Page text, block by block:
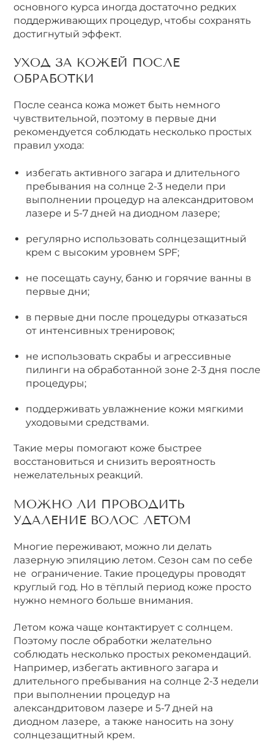
основного курса иногда достаточно редких
поддерживающих процедур, чтобы сохранять
достигнутый эффект.
УХОД ЗА КОЖЕЙ ПОСЛЕ
ОБРАБОТКИ
После сеанса кожа может быть немного
чувствительной, поэтому в первые дни
рекомендуется соблюдать несколько простых
правил ухода:
избегать активного загара и длительного
пребывания на солнце 2-3 недели при
выполнении процедур на александритовом
лазере и 5-7 дней на диодном лазере;
регулярно использовать солнцезащитный
крем с высоким уровнем SPF;
не посещать сауну, баню и горячие ванны в
первые дни;
в первые дни после процедуры отказаться
от интенсивных тренировок;
не использовать скрабы и агрессивные
пилинги на обработанной зоне 2-3 дня после
процедуры;
поддерживать увлажнение кожи мягкими
уходовыми средствами.
Такие меры помогают коже быстрее
восстановиться и снизить вероятность
нежелательных реакций.
МОЖНО ЛИ ПРОВОДИТЬ
УДАЛЕНИЕ ВОЛОС ЛЕТОМ
Многие переживают, можно ли делать
лазерную эпиляцию летом. Сезон сам по себе
не ограничение. Такие процедуры проводят
круглый год. Но в тёплый период коже просто
нужно немного больше внимания.
Летом кожа чаще контактирует с солнцем.
Поэтому после обработки желательно
соблюдать несколько простых рекомендаций.
Например, избегать активного загара и
длительного пребывания на солнце 2-3 недели
при выполнении процедур на
александритовом лазере и 5-7 дней на
диодном лазере, а также наносить на зону
солнцезащитный крем.